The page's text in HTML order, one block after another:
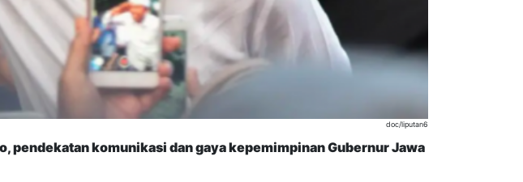
doc/liputan6
komunikasi dan gaya kepemimpinan Gubernur Jawa